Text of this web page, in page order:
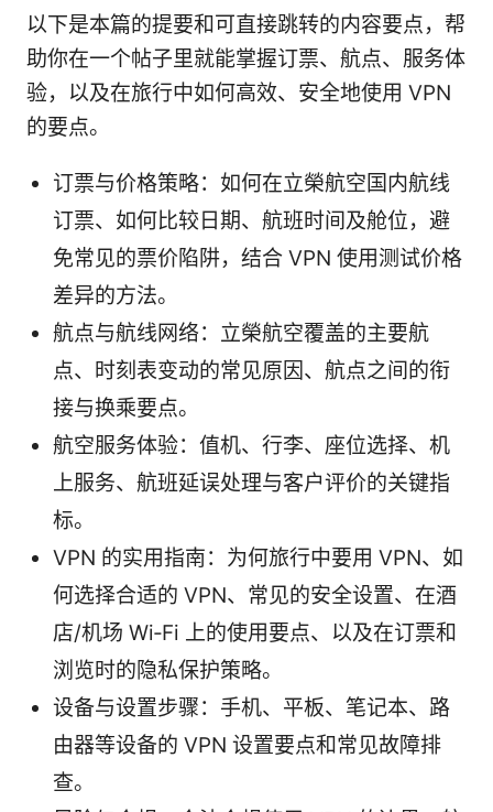
以下是本篇的提要和可直接跳转的内容要点，帮
助你在一个帖子里就能掌握订票、航点、服务体
验，以及在旅行中如何高效、安全地使用 VPN
的要点。
订票与价格策略：如何在立榮航空国内航线
订票、如何比较日期、航班时间及舱位，避
免常见的票价陷阱，结合 VPN 使用测试价格
差异的方法。
航点与航线网络：立榮航空覆盖的主要航
点、时刻表变动的常见原因、航点之间的衔
接与换乘要点。
航空服务体验：值机、行李、座位选择、机
上服务、航班延误处理与客户评价的关键指
标。
VPN 的实用指南：为何旅行中要用 VPN、如
何选择合适的 VPN、常见的安全设置、在酒
店/机场 Wi‑Fi 上的使用要点、以及在订票和
浏览时的隐私保护策略。
设备与设置步骤：手机、平板、笔记本、路
由器等设备的 VPN 设置要点和常见故障排
查。